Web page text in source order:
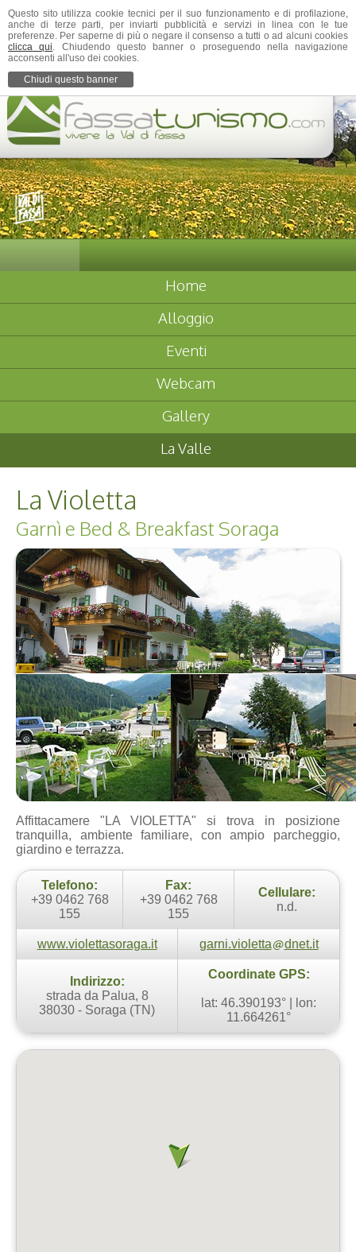
Home
Alloggio
Eventi
Webcam
Gallery
La Valle
La Violetta
Garnì e Bed & Breakfast Soraga
Affittacamere "LA VIOLETTA" si trova in posizione
tranquilla, ambiente familiare, con ampio parcheggio,
giardino e terrazza.
Telefono:
+39 0462 768
155
Fax:
+39 0462 768
155
Cellulare:
n.d.
www.violettasoraga.it garni.violetta dnet.it
Indirizzo:
strada da Palua, 8
38030 - Soraga (TN)
Coordinate GPS:
lat: 46.390193° | lon:
11.664261°
Questo sito utilizza cookie tecnici per il suo funzionamento e di profilazione,
anche di terze parti, per inviarti pubblicità e servizi in linea con le tue
preferenze. Per saperne di più o negare il consenso a tutti o ad alcuni cookies
clicca qui. Chiudendo questo banner o proseguendo nella navigazione
acconsenti all'uso dei cookies.
Chiudi questo banner